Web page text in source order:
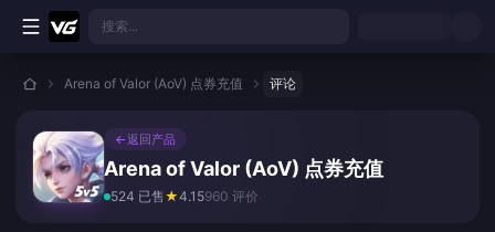
跳转至主要内容
搜索...
Arena of Valor (AoV) 点券充值 评论
←返回产品
Arena of Valor (AoV) 点券充值
524 已售★4.15960 评价